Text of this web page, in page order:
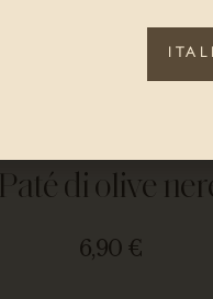
Paté di olive
6,90 €